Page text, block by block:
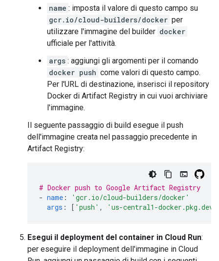
name : imposta il valore di questo campo su
gcr.io/cloud-builders/docker per
utilizzare l'immagine del builder docker
ufficiale per l'attività.
args : aggiungi gli argomenti per il comando
docker push come valori di questo campo.
Per l'URL di destinazione, inserisci il repository
Docker di Artifact Registry in cui vuoi archiviare
l'immagine.
Il seguente passaggio di build esegue il push
dell'immagine creata nel passaggio precedente in
Artifact Registry:
# Docker push to Google Artifact Registry
- name :
'gcr.io/cloud-builders/docker'
args : [ 'push' , 'us-central1-docker.pkg.dev/
Esegui il deployment del container in Cloud Run:
per eseguire il deployment dell'immagine in Cloud